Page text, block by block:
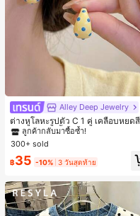
Alley Deep Jewelry
ต่างหูโลหะรูปตัว C 1 คู่ เคลือบหยด
ลือง ลายจุดสีน้ำเงิน สไตล์ยุโรปและอ
ริกัน แฟชั่นส่วนตัว หวานและสง่างาม
ดินทาง งานแต่งงาน ปาร์ตี้ วันเกิด ข
#1 ขายดี ใน โบโฮ ต่างหูผู้หญิง
ลูกค้ากลับมาซื้อซ้ำ!
เกือบหมดแล้ว!
#1 ขายดี ใน โบโฮ ต่างหูผู้หญิง
ลูกค้ากลับมาซื้อซ้ำ!
เกือบหมดแล้ว!
#1 ขายดี ใน โบโฮ ต่างหูผู้หญิง
ลูกค้ากลับมาซื้อซ้ำ!
เกือบหมดแล้ว!
#1 ขายดี
ใน โบโฮ ต่างหูผู้หญิง
ลูกค้ากลับมาซื้อซ้ำ!
เกือบหมดแล้ว!
300+ sold
฿35 -10% 3 วันสุดท้าย